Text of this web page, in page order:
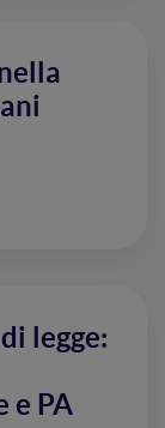
legge:
e PA